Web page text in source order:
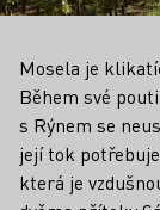
Mosela je
Během své
s Rýnem se
její tok
která je